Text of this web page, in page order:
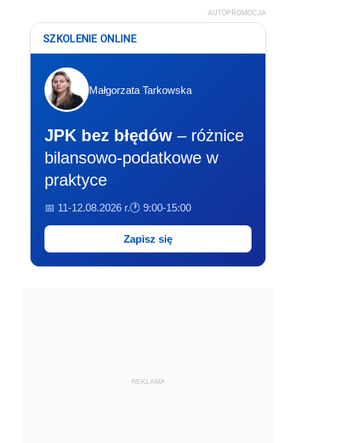
AUTOPROMOCJA
SZKOLENIE ONLINE
Małgorzata Tarkowska
JPK bez błędów – różnice
bilansowo-podatkowe w
praktyce
📅 11-12.08.2026 r.🕐 9:00-15:00
Zapisz się
REKLAMA